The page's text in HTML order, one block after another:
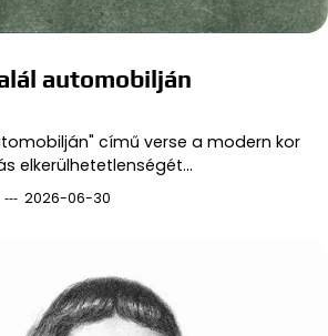
automobilján
című verse a modern kor
elkerülhetetlenségét…
2026-06-30